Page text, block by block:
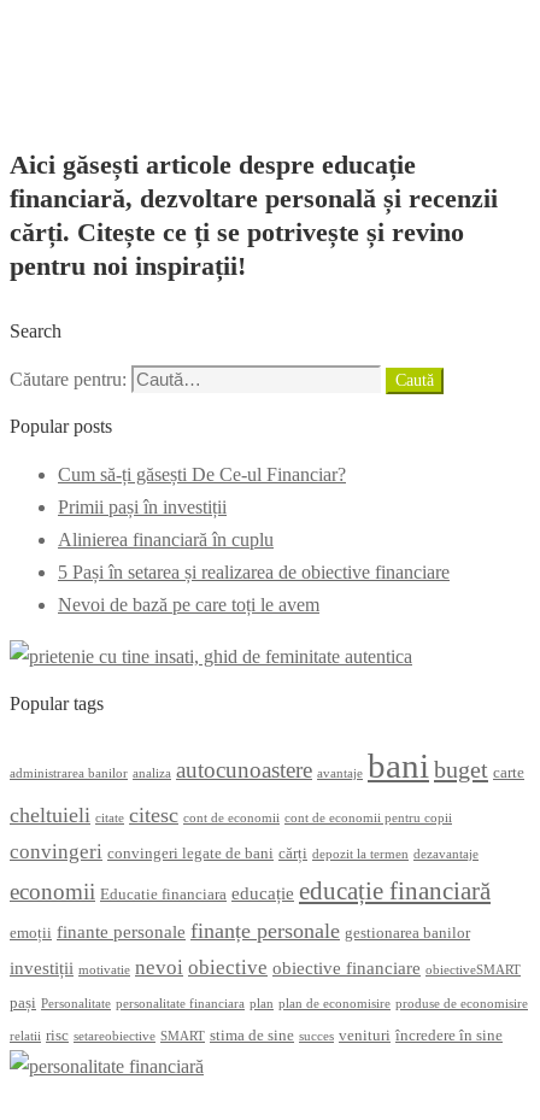
Aici găsești articole despre educație
financiară, dezvoltare personală și recenzii
cărți. Citește ce ți se potrivește și revino
pentru noi inspirații!
Search
Căutare pentru: Caută
Popular posts
Cum să-ți găsești De Ce-ul Financiar?
Primii pași în investiții
Alinierea financiară în cuplu
5 Pași în setarea și realizarea de obiective financiare
Nevoi de bază pe care toți le avem
Popular tags
administrarea banilor analiza autocunoastere avantaje bani buget carte
cheltuieli citate citesc cont de economii cont de economii pentru copii
convingeri convingeri legate de bani cărți depozit la termen dezavantaje
economii Educatie financiara educație educație financiară
emoții finante personale finanțe personale gestionarea banilor
investiții motivatie nevoi obiective obiective financiare obiectiveSMART
pași Personalitate personalitate financiara plan plan de economisire produse de economisire
relatii risc setareobiective SMART stima de sine succes venituri încredere în sine